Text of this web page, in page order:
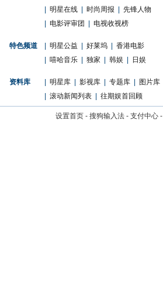
明星在线 时尚周报
先锋人物
电影评审团 电视收视榜
特色频道 明星公益 好莱坞
香港电影
嘻哈音乐 独家 韩娱 日娱
资料库 明星库 影视库 专题库
图片库
滚动新闻列表 往期娱首回顾
设置首页 - 搜狗输入法 - 支付中心 -